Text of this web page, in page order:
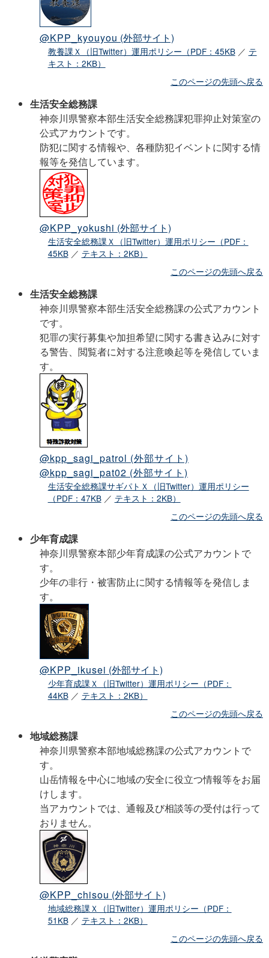
@KPP_kyouyou (外部サイト)
教養課Ｘ（旧Twitter）運用ポリシー（PDF：45KB／ テ
キスト：2KB）
このページの先頭へ戻る
生活安全総務課
神奈川県警察本部生活安全総務課犯罪抑止対策室の
公式アカウントです。
防犯に関する情報や、各種防犯イベントに関する情
報等を発信しています。
@KPP_yokushi (外部サイト)
生活安全総務課Ｘ（旧Twitter）運用ポリシー（PDF：
45KB／ テキスト：2KB）
このページの先頭へ戻る
生活安全総務課
神奈川県警察本部生活安全総務課の公式アカウント
です。
犯罪の実行募集や加担希望に関する書き込みに対す
る警告、閲覧者に対する注意喚起等を発信していま
す。
@kpp_sagi_patrol (外部サイト)
@kpp_sagi_pat02 (外部サイト)
生活安全総務課サギパトＸ（旧Twitter）運用ポリシー
（PDF：47KB／ テキスト：2KB）
このページの先頭へ戻る
少年育成課
神奈川県警察本部少年育成課の公式アカウントで
す。
少年の非行・被害防止に関する情報等を発信しま
す。
@KPP_ikusei (外部サイト)
少年育成課Ｘ（旧Twitter）運用ポリシー（PDF：
44KB／ テキスト：2KB）
このページの先頭へ戻る
地域総務課
神奈川県警察本部地域総務課の公式アカウントで
す。
山岳情報を中心に地域の安全に役立つ情報等をお届
けします。
当アカウントでは、通報及び相談等の受付は行って
おりません。
@KPP_chisou (外部サイト)
地域総務課Ｘ（旧Twitter）運用ポリシー（PDF：
51KB／ テキスト：2KB）
このページの先頭へ戻る